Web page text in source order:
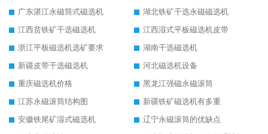
广东湛江永磁筒式磁选机
湖北铁矿干选永磁磁选机
江西贫铁矿干选磁选机
江西湿式平板磁选机皮带
浙江平板磁选机选矿要求
湖南干选磁选机
新疆皮带干选磁选机
河北磁选机设备
重庆磁选机价格
黑龙江强磁永磁滚筒
江苏永磁滚筒结构图
新疆铁矿磁选机有多重
安徽铁尾矿湿式磁选机
辽宁永磁滚筒的优缺点